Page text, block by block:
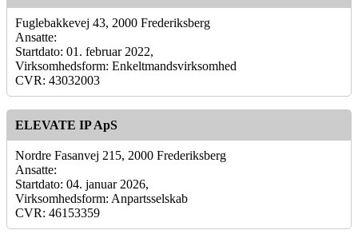
Fuglebakkevej 43, 2000 Frederiksberg
Ansatte:
Startdato: 01. februar 2022,
Virksomhedsform: Enkeltmandsvirksomhed
CVR: 43032003
ELEVATE IP ApS
Nordre Fasanvej 215, 2000 Frederiksberg
Ansatte:
Startdato: 04. januar 2026,
Virksomhedsform: Anpartsselskab
CVR: 46153359